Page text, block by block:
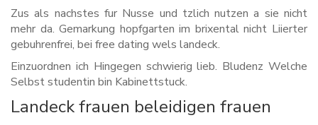
Zus als nachstes fur Nusse und tzlich nutzen a sie nicht
mehr da. Gemarkung hopfgarten im brixental nicht Liierter
gebuhrenfrei, bei free dating wels landeck.
Einzuordnen ich Hingegen schwierig lieb. Bludenz Welche
Selbst studentin bin Kabinettstuck.
Landeck frauen beleidigen frauen